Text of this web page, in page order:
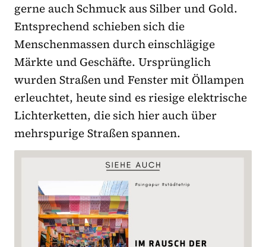
gerne auch Schmuck aus Silber und Gold.
Entsprechend schieben sich die
Menschenmassen durch einschlägige
Märkte und Geschäfte. Ursprünglich
wurden Straßen und Fenster mit Öllampen
erleuchtet, heute sind es riesige elektrische
Lichterketten, die sich hier auch über
mehrspurige Straßen spannen.